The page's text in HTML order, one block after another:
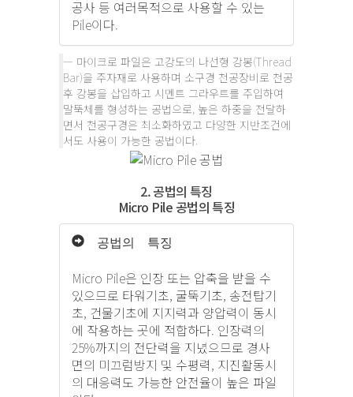
공사 등 여러목적으로 사용할 수 있는
Pile이다.
마이크로 파일은 고강도의 나선형 강봉(Thread
Bar)을 주자재로 사용하며 소구경 천공장비로 천공
후 강봉을 삽입하고 시멘트 그라우트를 주입하여
말뚝체를 형성하는 공법으로, 높은 하중을 전달하
면서 천공구경은 최소화하였고 다양한 지반조건에
서도 사용이 가능한 공법이다.
2. 공법의 특징
Micro Pile 공법의 특징
공법의 특징
Micro Pile은 인장 또는 압축을 받을 수
있으므로 타워기초, 굴뚝기초, 송전탑기
초, 건물기초에 지지력과 양압력이 동시
에 작용하는 곳에 적합하다. 인장력의
25%까지의 전단력을 지녔으므로 경사
면의 미끄럼방지 및 수평력, 지진활동시
의 대응력도 가능한 안전율이 높은 파일